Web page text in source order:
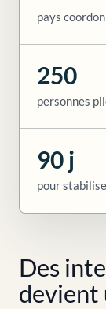
pays
250
personnes
90 j
pour
Des
devient